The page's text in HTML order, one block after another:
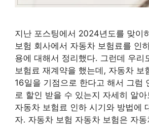
지난 포스팅에서 2024년도를 맞이
보험 회사에서 자동차 보험료를 인
용에 대해서 정리했다. 그런데 우리
보험료 재계약을 했는데, 자동차 보
16일을 기점으로 한다고 해서 그럼
로 할인 받을 수 있는지 자세히 알
자동차 보험료 인하 시기와 방법에
자. 자동차 보험 자동차 보험은 자